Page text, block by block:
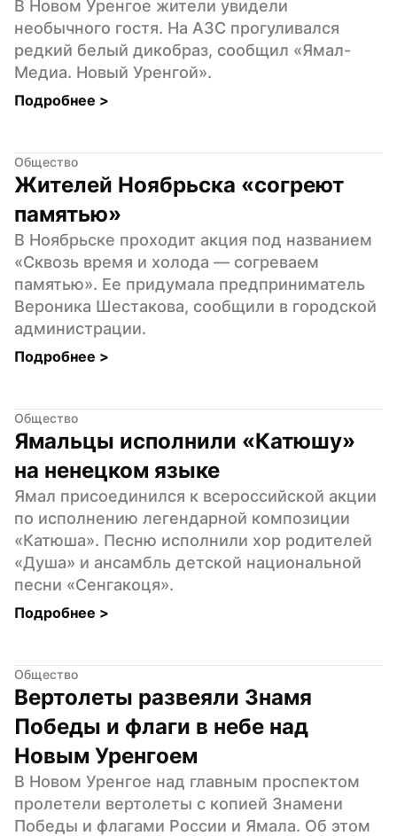
В Новом Уренгое жители увидели
необычного гостя. На АЗС прогуливался
редкий белый дикобраз, сообщил «Ямал-
Медиа. Новый Уренгой».
Подробнее >
Общество
Жителей Ноябрьска «согреют
памятью»
В Ноябрьске проходит акция под названием
«Сквозь время и холода — согреваем
памятью». Ее придумала предприниматель
Вероника Шестакова, сообщили в городской
администрации.
Подробнее >
Общество
Ямальцы исполнили «Катюшу»
на ненецком языке
Ямал присоединился к всероссийской акции
по исполнению легендарной композиции
«Катюша». Песню исполнили хор родителей
«Душа» и ансамбль детской национальной
песни «Сенгакоця».
Подробнее >
Общество
Вертолеты развеяли Знамя
Победы и флаги в небе над
Новым Уренгоем
В Новом Уренгое над главным проспектом
пролетели вертолеты с копией Знамени
Победы и флагами России и Ямала. Об этом